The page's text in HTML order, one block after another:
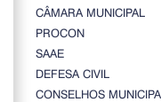
CÂMARA MUNICIPAL
PROCON
SAAE
DEFESA CIVIL
CONSELHOS